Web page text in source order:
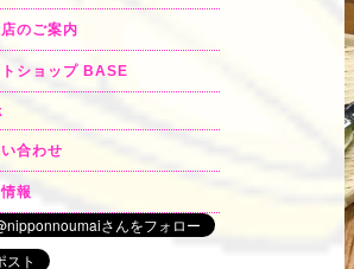
のご案内
ショップ BASE
合わせ
報